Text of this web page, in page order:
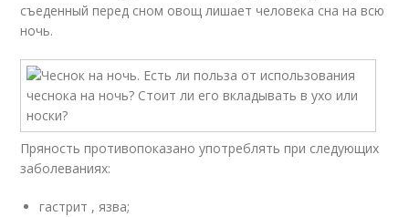
съеденный перед сном овощ лишает человека сна на всю
ночь.
Пряность противопоказано употреблять при следующих
заболеваниях:
гастрит , язва;